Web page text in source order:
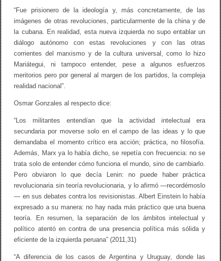
d
e
a
i
z
u
i
a
e
r
a
n
u
n
a
p
o
t
u
“Fue prisionero de la ideología y, más concretamente, de las
imágenes de otras revoluciones, particularmente de la china y de
la cubana. En realidad, esta nueva izquierda no supo entablar un
diálogo autónomo con estas revoluciones y con las otras
corrientes del marxismo y de la cultura universal, como lo hizo
Mariátegui, ni tampoco entender, pese a algunos esfuerzos
meritorios pero por general al margen de los partidos, la compleja
realidad nacional”.
Osmar Gonzales al respecto dice:
“Los militantes entendían que la actividad intelectual era
secundaria por moverse solo en el campo de las ideas y lo que
demandaba el momento crítico era acción; práctica, no filosofía.
Además, Marx ya lo había dicho, se repetía con frecuencia: no se
trata solo de entender cómo funciona el mundo, sino de cambiarlo.
Pero obviaron lo que decía Lenin: no puede haber práctica
revolucionaria sin teoría revolucionaria, y lo afirmó —recordémoslo
— en sus debates contra los revisionistas. Albert Einstein lo había
expresado a su manera: no hay nada más práctico que una buena
teoría. En resumen, la separación de los ámbitos intelectual y
político atentó en contra de una presencia política más sólida y
eficiente de la izquierda peruana” (2011,31)
“A diferencia de los casos de Argentina y Uruguay, donde las